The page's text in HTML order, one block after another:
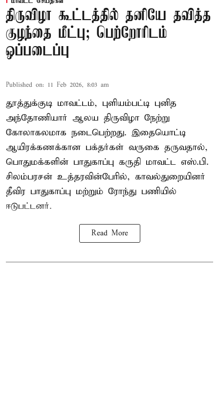
திருவிழா கூட்டத்தில் தனியே தவித்த
குழந்தை மீட்பு; பெற்றோரிடம்
ஒப்படைப்பு
Published on: 11 Feb 2026, 8:03 am
தூத்துக்குடி மாவட்டம், புளியம்பட்டி புனித
அந்தோணியார் ஆலய திருவிழா நேற்று
கோலாகலமாக நடைபெற்றது. இதையொட்டி
ஆயிரக்கணக்கான பக்தர்கள் வருகை தருவதால்,
பொதுமக்களின் பாதுகாப்பு கருதி மாவட்ட எஸ்.பி.
சிலம்பரசன் உத்தரவின்பேரில், காவல்துறையினர்
தீவிர பாதுகாப்பு மற்றும் ரோந்து பணியில்
ஈடுபட்டனர்.
Read More